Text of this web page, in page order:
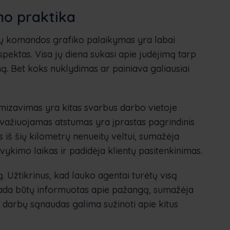
praktika
komandos grafiko palaikymas yra labai
Visa jų diena sukasi apie judėjimą tarp
Bet koks nuklydimas ar painiava galiausiai
yra kitas svarbus darbo vietoje
atstumas yra įprastas pagrindinis
šių kilometrų nenueitų veltui, sumažėja
laikas ir padidėja klientų pasitenkinimas.
Užtikrinus, kad lauko agentai turėtų visą
būtų informuotas apie pažangą, sumažėja
sąnaudas galima sužinoti apie kitus